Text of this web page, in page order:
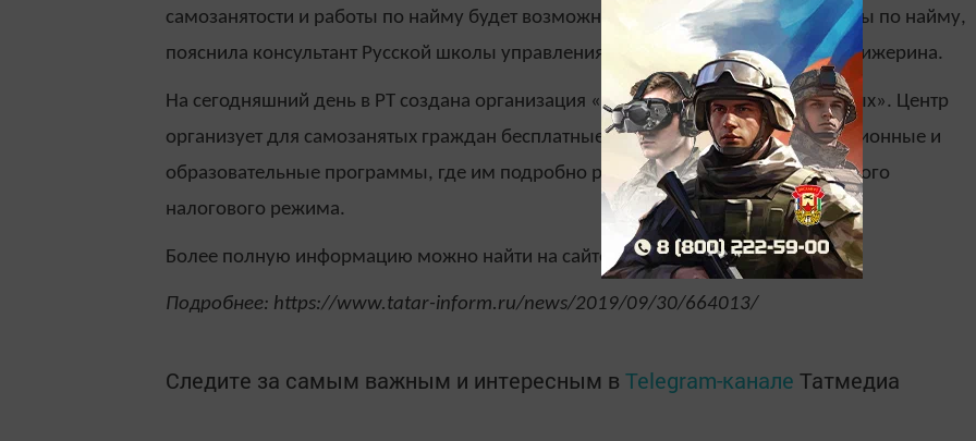
самозанятости и работы по найму будет возможно в свободное время от работы по найму,
пояснила консультант Русской школы управления по трудовому праву Юлия Жижерина.
На сегодняшний день в РТ создана организация «Центр поддержки самозанятых». Центр
организует для самозанятых граждан бесплатные информационно-консультационные и
образовательные программы, где им подробно рассказывают об условиях нового
налогового режима.
Более полную информацию можно найти на сайте – www.tvoedelo.pro.
Подробнее: https://www.tatar-inform.ru/news/2019/09/30/664013/
Следите за самым важным и интересным в Telegram-канале Татмедиа